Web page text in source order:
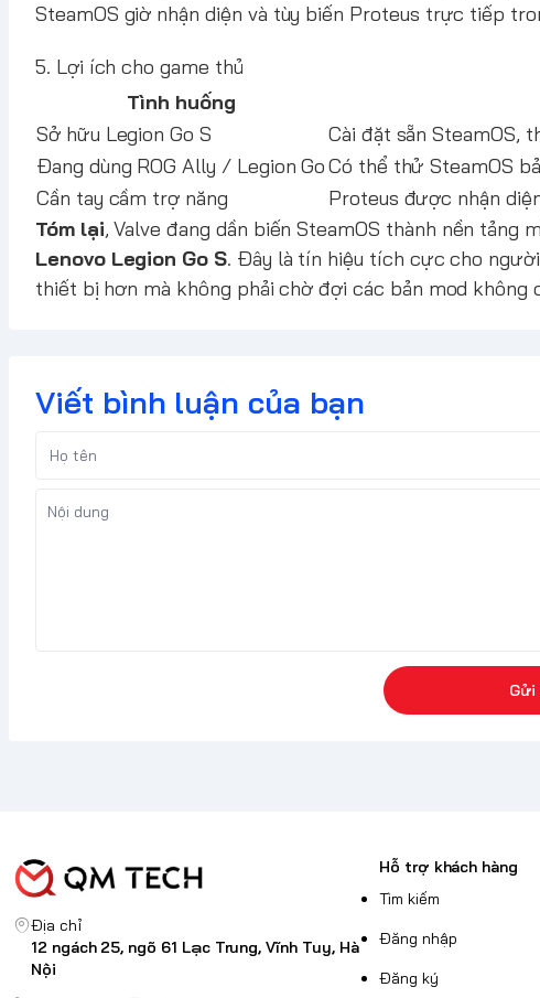
SteamOS giờ nhận diện và tùy biến Proteus trực tiếp
5. Lợi ích cho game thủ
Tình huống
Sở hữu Legion Go S
Cài đặt sẵn SteamOS,
Đang dùng ROG Ally / Legion GoCó thể thử SteamOS
Cần tay cầm trợ năng
Proteus được nhận
Tóm lại, Valve đang dần biến SteamOS thành nền tảng
Lenovo Legion Go S. Đây là tín hiệu tích cực cho
thiết bị hơn mà không phải chờ đợi các bản mod không
Viết bình luận của bạn
Địa chỉ
12 ngách 25, ngõ 61 Lạc Trung, Vĩnh Tuy, Hà
Nội
Hỗ trợ khách hàng
Tìm kiếm
Đăng nhập
Đăng ký